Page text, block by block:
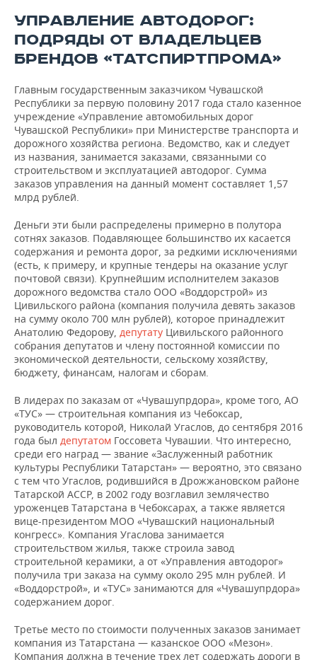
УПРАВЛЕНИЕ АВТОДОРОГ:
ПОДРЯДЫ ОТ ВЛАДЕЛЬЦЕВ
БРЕНДОВ «ТАТСПИРТПРОМА»
Главным государственным заказчиком Чувашской
Республики за первую половину 2017 года стало казенное
учреждение «Управление автомобильных дорог
Чувашской Республики» при Министерстве транспорта и
дорожного хозяйства региона. Ведомство, как и следует
из названия, занимается заказами, связанными со
строительством и эксплуатацией автодорог. Сумма
заказов управления на данный момент составляет 1,57
млрд рублей.
Деньги эти были распределены примерно в полутора
сотнях заказов. Подавляющее большинство их касается
содержания и ремонта дорог, за редкими исключениями
(есть, к примеру, и крупные тендеры на оказание услуг
почтовой связи). Крупнейшим исполнителем заказов
дорожного ведомства стало ООО «Воддорстрой» из
Цивильского района (компания получила девять заказов
на сумму около 700 млн рублей), которое принадлежит
Анатолию Федорову, депутату Цивильского районного
собрания депутатов и члену постоянной комиссии по
экономической деятельности, сельскому хозяйству,
бюджету, финансам, налогам и сборам.
В лидерах по заказам от «Чувашупрдора», кроме того, АО
«ТУС» — строительная компания из Чебоксар,
руководитель которой, Николай Угаслов, до сентября 2016
года был депутатом Госсовета Чувашии. Что интересно,
среди его наград — звание «Заслуженный работник
культуры Республики Татарстан» — вероятно, это связано
с тем что Угаслов, родившийся в Дрожжановском районе
Татарской АССР, в 2002 году возглавил землячество
уроженцев Татарстана в Чебоксарах, а также является
вице-президентом МОО «Чувашский национальный
конгресс». Компания Угаслова занимается
строительством жилья, также строила завод
строительной керамики, а от «Управления автодорог»
получила три заказа на сумму около 295 млн рублей. И
«Воддорстрой», и «ТУС» занимаются для «Чувашупрдора»
содержанием дорог.
Третье место по стоимости полученных заказов занимает
компания из Татарстана — казанское ООО «Мезон».
Компания должна в течение трех лет содержать дороги в